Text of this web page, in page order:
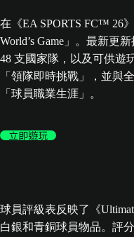
在《EA SPORTS FC™ 26
World’s Game」。最新更
48 支國家隊，以及可供遊
「領隊即時挑戰」，並與
「球員職業生涯」。
立即遊玩
球員評級表反映了《
白銀和青銅球員物品。評